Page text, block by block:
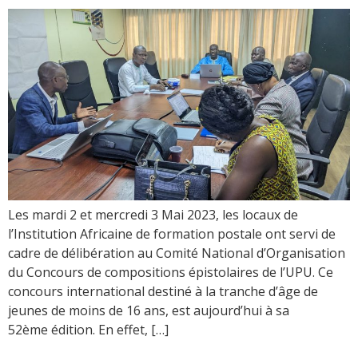
Les mardi 2 et mercredi 3 Mai 2023, les locaux de
l’Institution Africaine de formation postale ont servi de
cadre de délibération au Comité National d’Organisation
du Concours de compositions épistolaires de l’UPU. Ce
concours international destiné à la tranche d’âge de
jeunes de moins de 16 ans, est aujourd’hui à sa
52ème édition. En effet, […]